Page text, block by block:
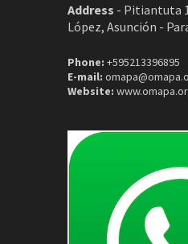
Address - Pitiantuta
López, Asunción -
Phone: +595213396895
E-mail:
Website: